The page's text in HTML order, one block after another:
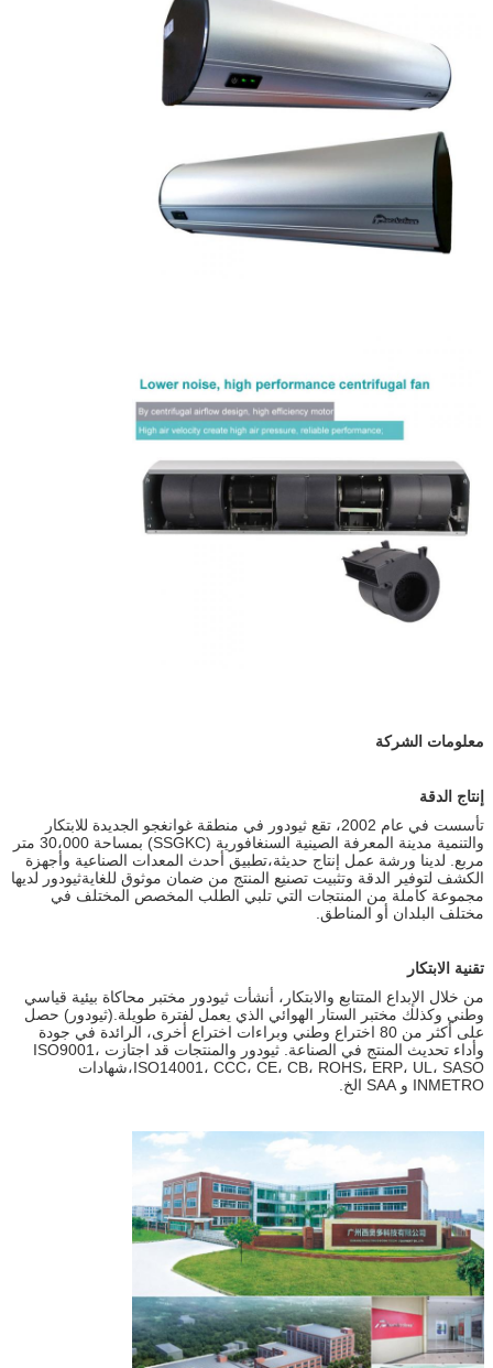
معلومات الشركة
إنتاج الدقة
تأسست في عام 2002، تقع ثيودور في منطقة غوانغجو الجديدة للابتكار
والتنمية مدينة المعرفة الصينية السنغافورية (SSGKC) بمساحة 30،000 متر
مربع. لدينا ورشة عمل إنتاج حديثة،تطبيق أحدث المعدات الصناعية وأجهزة
الكشف لتوفير الدقة وتثبيت تصنيع المنتج من ضمان موثوق للغايةثيودور لديها
مجموعة كاملة من المنتجات التي تلبي الطلب المخصص المختلف في
مختلف البلدان أو المناطق.
تقنية الابتكار
من خلال الإبداع المتتابع والابتكار، أنشأت ثيودور مختبر محاكاة بيئية قياسي
وطني وكذلك مختبر الستار الهوائي الذي يعمل لفترة طويلة.(ثيودور) حصل
على أكثر من 80 اختراع وطني وبراءات اختراع أخرى، الرائدة في جودة
وأداء تحديث المنتج في الصناعة. ثيودور والمنتجات قد اجتازت ISO9001،
ISO14001، CCC، CE، CB، ROHS، ERP، UL، SASO،شهادات
INMETRO و SAA الخ.